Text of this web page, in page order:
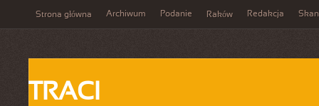
Strona główna Archiwum Podanie Raków Redakcja
TRACI